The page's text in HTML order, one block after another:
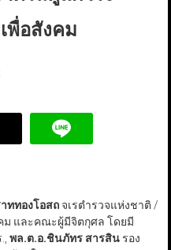
พื่อสังคม
ททองโอสถจเรตำรวจแห่งชาติ /
ม และคณะผู้มีจิตกุศล โดยมี
พล.ต.อ.ชินภัทร สารสินรอง